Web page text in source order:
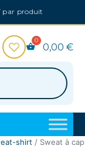
par produit
0,00 €
shirt / Sweat à